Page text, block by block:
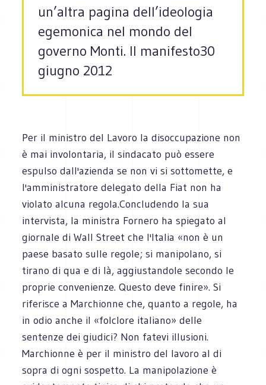
un’altra pagina dell’ideologia
egemonica nel mondo del
governo Monti. Il manifesto30
giugno 2012
Per il ministro del Lavoro la disoccupazione non
è mai involontaria, il sindacato può essere
espulso dall'azienda se non vi si sottomette, e
l'amministratore delegato della Fiat non ha
violato alcuna regola.Concludendo la sua
intervista, la ministra Fornero ha spiegato al
giornale di Wall Street che l'Italia «non è un
paese basato sulle regole; si manipolano, si
tirano di qua e di là, aggiustandole secondo le
proprie convenienze. Questo deve finire». Si
riferisce a Marchionne che, quanto a regole, ha
in odio anche il «folclore italiano» delle
sentenze dei giudici? Non fatevi illusioni.
Marchionne è per il ministro del lavoro al di
sopra di ogni sospetto. La manipolazione è